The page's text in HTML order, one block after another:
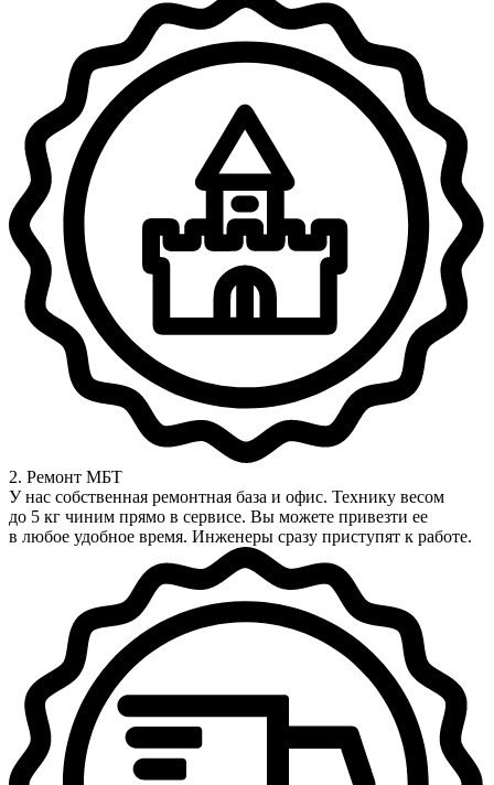
2. Ремонт МБТ
У нас собственная ремонтная база и офис. Технику весом
до 5 кг чиним прямо в сервисе. Вы можете привезти ее
в любое удобное время. Инженеры сразу приступят к работе.